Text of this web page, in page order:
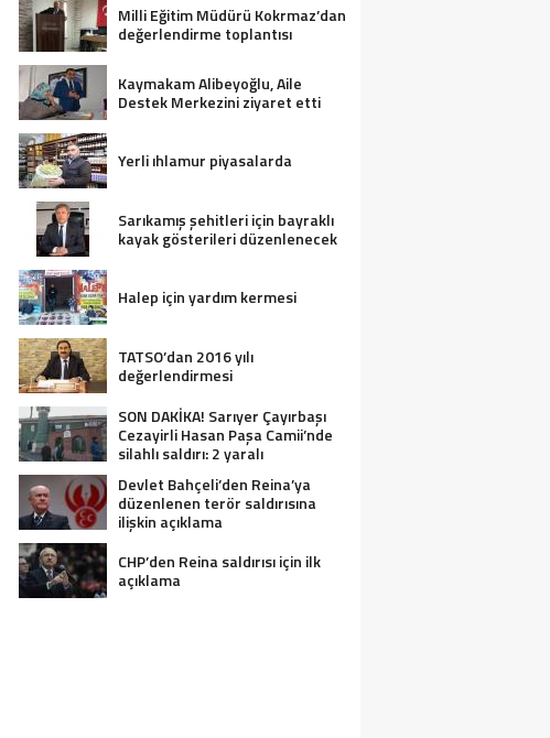
Milli Eğitim Müdürü Kokrmaz’dan
değerlendirme toplantısı
Kaymakam Alibeyoğlu, Aile
Destek Merkezini ziyaret etti
Yerli ıhlamur piyasalarda
Sarıkamış şehitleri için bayraklı
kayak gösterileri düzenlenecek
Halep için yardım kermesi
TATSO’dan 2016 yılı
değerlendirmesi
SON DAKİKA! Sarıyer Çayırbaşı
Cezayirli Hasan Paşa Camii’nde
silahlı saldırı: 2 yaralı
Devlet Bahçeli’den Reina’ya
düzenlenen terör saldırısına
ilişkin açıklama
CHP’den Reina saldırısı için ilk
açıklama